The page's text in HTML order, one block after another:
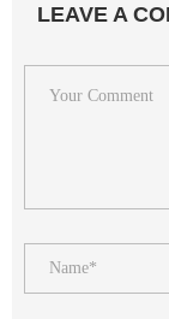
LEAVE A